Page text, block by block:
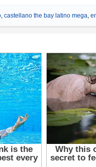
, castellano the bay latino mega,